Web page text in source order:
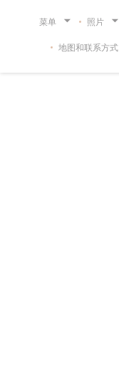
菜单 照片
地图和联系方式